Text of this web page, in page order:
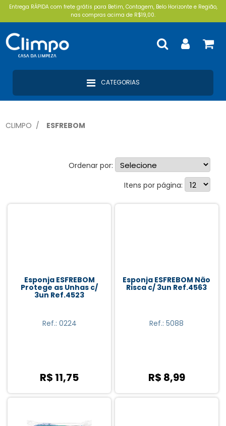
Entrega RÁPIDA com frete grátis para Betim, Contagem, Belo Horizonte e Região,
nas compras acima de R$19,00.
CATEGORIAS
CLIMPO ESFREBOM
Ordenar por:
Itens por página:
Esponja ESFREBOM
Protege as Unhas c/
3un Ref.4523
Ref.: 0224
R$ 11,75
Esponja ESFREBOM Não
Risca c/ 3un Ref.4563
Ref.: 5088
R$ 8,99